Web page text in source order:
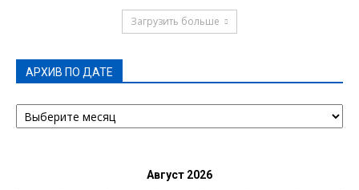
Загрузить больше
АРХИВ ПО ДАТЕ
АРХИВ
ПО
Август 2026